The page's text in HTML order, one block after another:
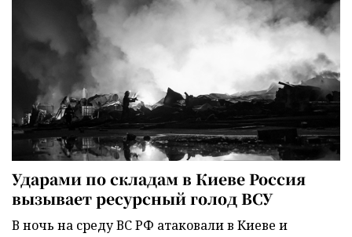
Ударами по складам в Киеве Россия
вызывает ресурсный голод ВСУ
В ночь на среду ВС РФ атаковали в Киеве и